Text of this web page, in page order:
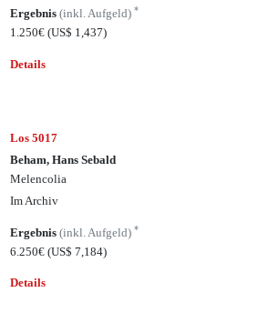
Ergebnis(inkl. Aufgeld)*
1.250€(US$ 1,437)
Details
Los 5017
Beham, Hans Sebald
Melencolia
Im Archiv
Ergebnis(inkl. Aufgeld)*
6.250€(US$ 7,184)
Details